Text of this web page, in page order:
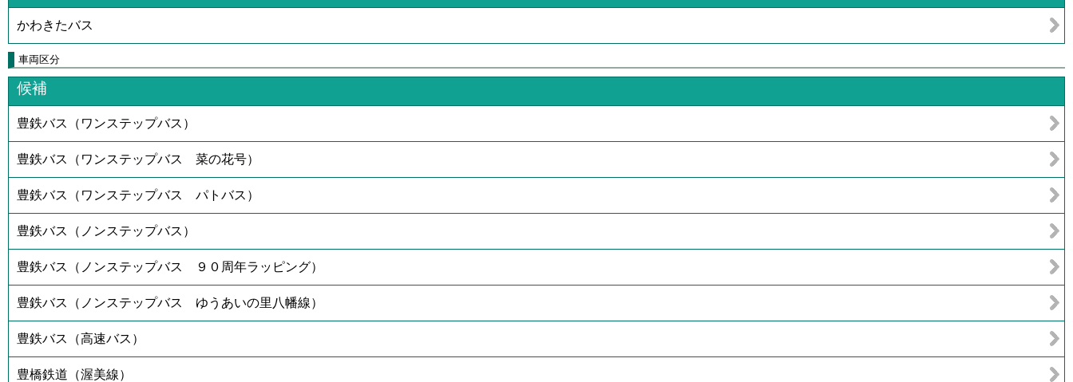
かわきたバス
車両区分
候補
豊鉄バス（ワンステップバス）
豊鉄バス（ワンステップバス 菜の花号）
豊鉄バス（ワンステップバス パトバス）
豊鉄バス（ノンステップバス）
豊鉄バス（ノンステップバス ９０周年ラッピング）
豊鉄バス（ノンステップバス ゆうあいの里八幡線）
豊鉄バス（高速バス）
豊橋鉄道（渥美線）